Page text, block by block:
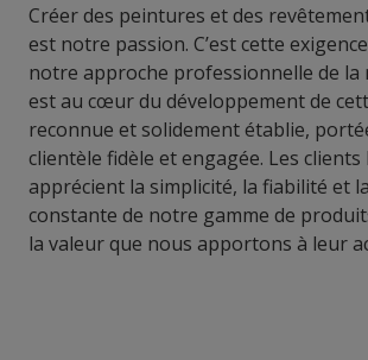
Créer des peintures et des
est notre passion. C’est cette
notre approche professionnelle de la
est au cœur du développement de
reconnue et solidement établie,
clientèle fidèle et engagée. Les clients
apprécient la simplicité, la fiabilité et
constante de notre gamme de
la valeur que nous apportons à leur